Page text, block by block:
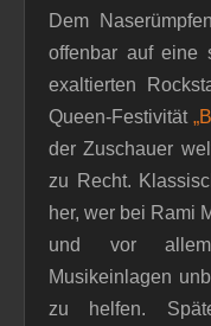
Dem
offenbar auf eine
exaltierten
Queen-Festivität
der Zuschauer
zu Recht.
her, wer bei Rami
und vor
Musikeinlagen
zu helfen.